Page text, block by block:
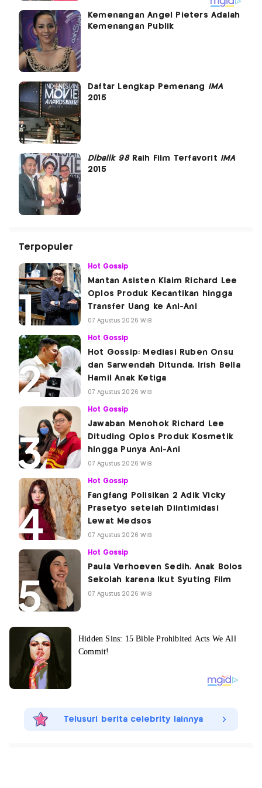
Kemenangan Angel Pieters Adalah
Kemenangan Publik
Daftar Lengkap Pemenang IMA
2015
Dibalik 98Raih Film Terfavorit IMA
2015
Terpopuler
Hot Gossip
Mantan Asisten Klaim Richard Lee
Oplos Produk Kecantikan hingga
Transfer Uang ke Ani-Ani
07 Agustus 2026 WIB
Hot Gossip
Hot Gossip: Mediasi Ruben Onsu
dan Sarwendah Ditunda, Irish Bella
Hamil Anak Ketiga
07 Agustus 2026 WIB
Hot Gossip
Jawaban Menohok Richard Lee
Dituding Oplos Produk Kosmetik
hingga Punya Ani-Ani
07 Agustus 2026 WIB
Hot Gossip
Fangfang Polisikan 2 Adik Vicky
Prasetyo setelah Diintimidasi
Lewat Medsos
07 Agustus 2026 WIB
Hot Gossip
Paula Verhoeven Sedih, Anak Bolos
Sekolah karena Ikut Syuting Film
07 Agustus 2026 WIB
Telusuri berita celebrity lainnya